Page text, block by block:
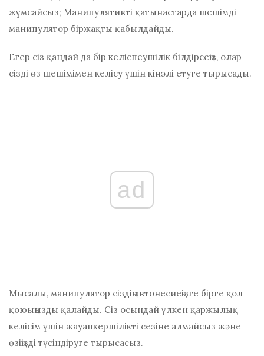
жұмсайсыз; Манипулятивті қатынастарда шешімді
манипулятор біржақты қабылдайды.
Егер сіз қандай да бір келіспеушілік білдірсеңіз, олар
сізді өз шешімімен келісу үшін кінәлі етуге тырысады.
ad
Мысалы, манипулятор сіздің автонесиеңізге бірге қол
қоюыңызды қалайды. Сіз осындай үлкен қаржылық
келісім үшін жауапкершілікті сезіне алмайсыз және
өзіңізді түсіндіруге тырысасыз.